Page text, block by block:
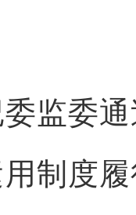
委通
制度